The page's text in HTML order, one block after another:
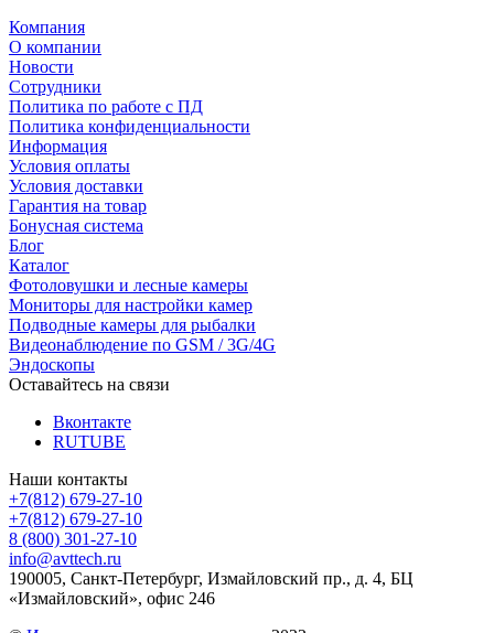
Компания
О компании
Новости
Сотрудники
Политика по работе с ПД
Политика конфиденциальности
Информация
Условия оплаты
Условия доставки
Гарантия на товар
Бонусная система
Блог
Каталог
Фотоловушки и лесные камеры
Мониторы для настройки камер
Подводные камеры для рыбалки
Видеонаблюдение по GSM / 3G/4G
Эндоскопы
Оставайтесь на связи
Вконтакте
RUTUBE
Наши контакты
+7(812) 679-27-10
+7(812) 679-27-10
8 (800) 301-27-10
info@avttech.ru
190005, Санкт-Петербург, Измайловский пр., д. 4, БЦ
«Измайловский», офис 246